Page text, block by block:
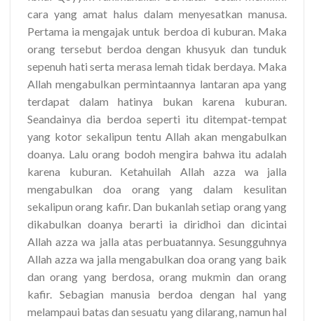
cara yang amat halus dalam menyesatkan manusa.
Pertama ia mengajak untuk berdoa di kuburan. Maka
orang tersebut berdoa dengan khusyuk dan tunduk
sepenuh hati serta merasa lemah tidak berdaya. Maka
Allah mengabulkan permintaannya lantaran apa yang
terdapat dalam hatinya bukan karena kuburan.
Seandainya dia berdoa seperti itu ditempat-tempat
yang kotor sekalipun tentu Allah akan mengabulkan
doanya. Lalu orang bodoh mengira bahwa itu adalah
karena kuburan. Ketahuilah Allah azza wa jalla
mengabulkan doa orang yang dalam kesulitan
sekalipun orang kafir. Dan bukanlah setiap orang yang
dikabulkan doanya berarti ia diridhoi dan dicintai
Allah azza wa jalla atas perbuatannya. Sesungguhnya
Allah azza wa jalla mengabulkan doa orang yang baik
dan orang yang berdosa, orang mukmin dan orang
kafir. Sebagian manusia berdoa dengan hal yang
melampaui batas dan sesuatu yang dilarang, namun hal